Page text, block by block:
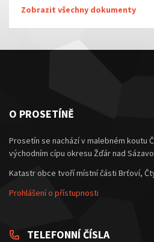
Zobrazit všechny dokumenty
O PROSETÍNĚ
Prosetín se nachází v malebném koutu
východním cípu okresu Žďár nad
Katastr obce tvoří místní části Brťoví,
Prohlášení o přístupnosti
TELEFONNÍ ČÍSLA